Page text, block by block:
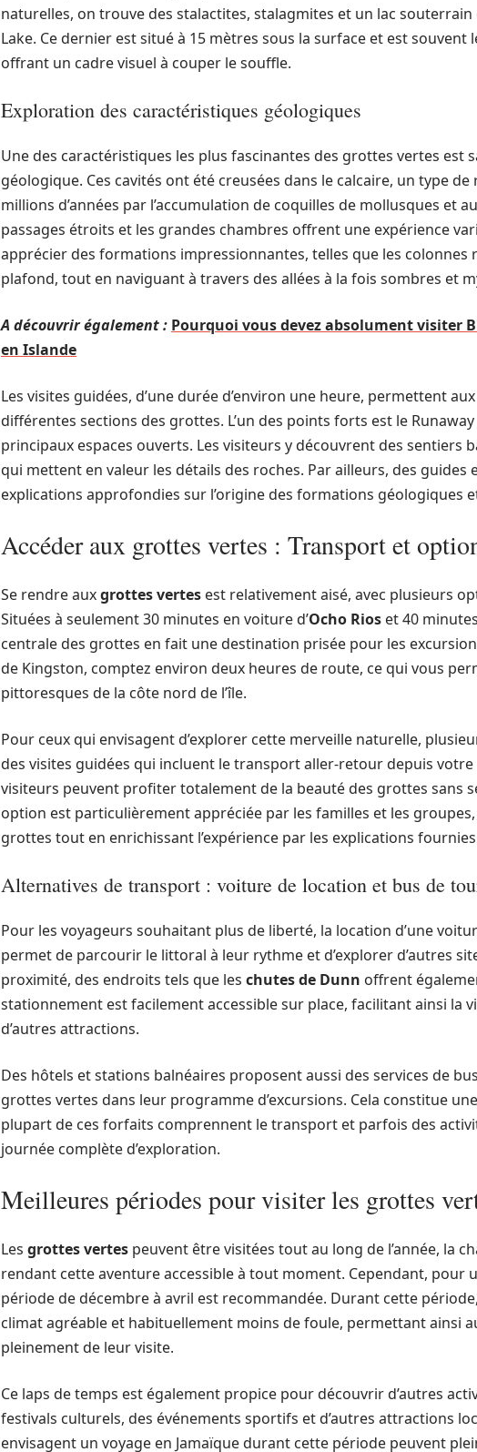
naturelles, on trouve des stalactites, stalagmites et un lac
Lake. Ce dernier est situé à 15 mètres sous la surface et est souvent
offrant un cadre visuel à couper le souffle.
Exploration des caractéristiques géologiques
Une des caractéristiques les plus fascinantes des grottes vertes est
géologique. Ces cavités ont été creusées dans le calcaire, un type de
millions d’années par l’accumulation de coquilles de mollusques et
passages étroits et les grandes chambres offrent une expérience
apprécier des formations impressionnantes, telles que les colonnes
plafond, tout en naviguant à travers des allées à la fois sombres et
A découvrir également : Pourquoi vous devez absolument visiter
en Islande
Les visites guidées, d’une durée d’environ une heure, permettent
différentes sections des grottes. L’un des points forts est le
principaux espaces ouverts. Les visiteurs y découvrent des sentiers
qui mettent en valeur les détails des roches. Par ailleurs, des
explications approfondies sur l’origine des formations géologiques
Accéder aux grottes vertes : Transport et
Se rendre auxgrottes vertes est relativement aisé, avec plusieurs
Situées à seulement 30 minutes en voiture d’Ocho Rios et 40
centrale des grottes en fait une destination prisée pour les
de Kingston, comptez environ deux heures de route, ce qui vous
pittoresques de la côte nord de l’île.
Pour ceux qui envisagent d’explorer cette merveille naturelle,
des visites guidées qui incluent le transport aller-retour depuis votre
visiteurs peuvent profiter totalement de la beauté des grottes sans
option est particulièrement appréciée par les familles et les groupes,
grottes tout en enrichissant l’expérience par les explications
Alternatives de transport : voiture de location et bus de
Pour les voyageurs souhaitant plus de liberté, la location d’une
permet de parcourir le littoral à leur rythme et d’explorer d’autres
proximité, des endroits tels que les chutes de Dunn offrent
stationnement est facilement accessible sur place, facilitant ainsi la
d’autres attractions.
Des hôtels et stations balnéaires proposent aussi des services de
grottes vertes dans leur programme d’excursions. Cela constitue
plupart de ces forfaits comprennent le transport et parfois des
journée complète d’exploration.
Meilleures périodes pour visiter les grottes
Les grottes vertes peuvent être visitées tout au long de l’année, la
rendant cette aventure accessible à tout moment. Cependant, pour
période de décembre à avril est recommandée. Durant cette
climat agréable et habituellement moins de foule, permettant ainsi
pleinement de leur visite.
Ce laps de temps est également propice pour découvrir d’autres
festivals culturels, des événements sportifs et d’autres attractions
envisagent un voyage en Jamaïque durant cette période peuvent